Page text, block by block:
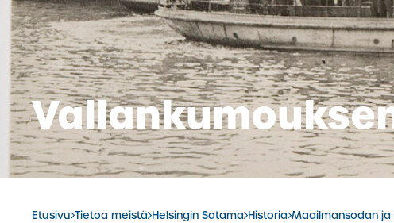
Etusivu Tietoa meistä Helsingin Satama Historia Maailmansodan